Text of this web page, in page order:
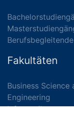
Fakultäten
Business Science
Engineering
Informatik